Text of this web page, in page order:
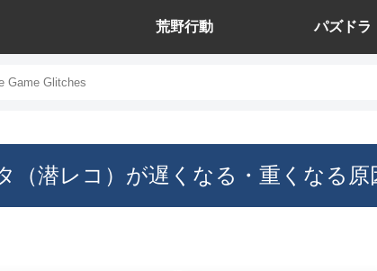
荒野行動 パズドラ
Game Glitches
（潜レコ）が遅くなる・重くなる原